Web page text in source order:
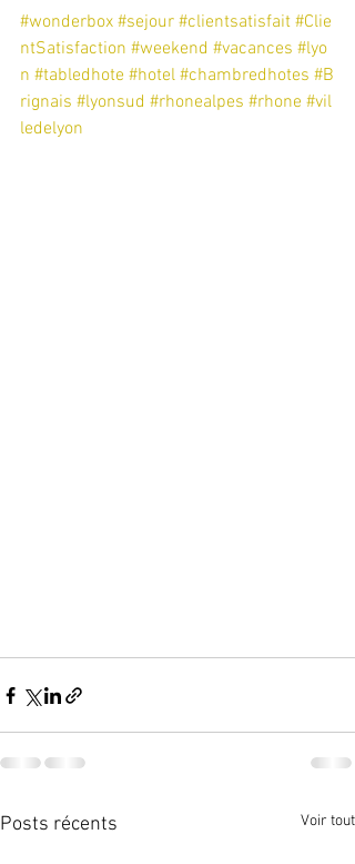
#wonderbox #sejour #clientsatisfait #Clie
ntSatisfaction #weekend #vacances #lyo
n #tabledhote #hotel #chambredhotes #B
rignais #lyonsud #rhonealpes #rhone #vil
ledelyon
Posts récents Voir tout